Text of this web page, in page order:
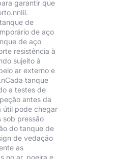
garantir que
de
de aço
de aço
resistência à
sujeito à
ar externo e
tanque
a testes de
antes da
útil pode chegar
sob pressão
do tanque de
de vedação
as
no ar, poeira e